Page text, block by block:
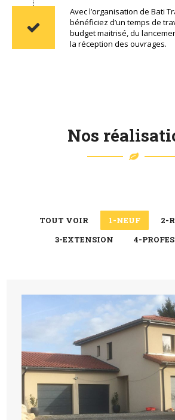
Avec l’organisation de Bati
bénéficiez d’un temps de
budget maitrisé, du
la réception des ouvrages.
Nos
TOUT VOIR 1-NEUF
2-
3-EXTENSION
4-